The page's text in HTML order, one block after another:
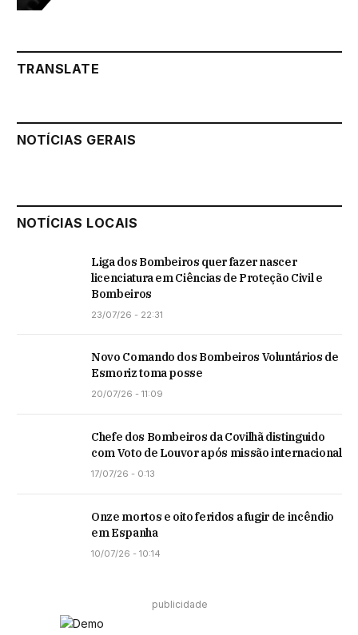
TRANSLATE
NOTÍCIAS GERAIS
NOTÍCIAS LOCAIS
Liga dos Bombeiros quer fazer nascer
licenciatura em Ciências de Proteção Civil e
Bombeiros
23/07/26 - 22:31
Novo Comando dos Bombeiros Voluntários de
Esmoriz toma posse
20/07/26 - 11:09
Chefe dos Bombeiros da Covilhã distinguido
com Voto de Louvor após missão internacional
17/07/26 - 0:13
Onze mortos e oito feridos a fugir de incêndio
em Espanha
10/07/26 - 10:14
publicidade